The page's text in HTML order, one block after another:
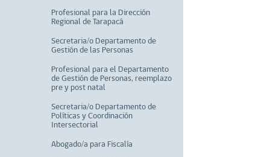
Profesional para la Dirección
Regional de Tarapacá
Secretaria/o Departamento de
Gestión de las Personas
Profesional para el Departamento
de Gestión de Personas, reemplazo
pre y post natal
Secretaria/o Departamento de
Políticas y Coordinación
Intersectorial
Abogado/a para Fiscalía